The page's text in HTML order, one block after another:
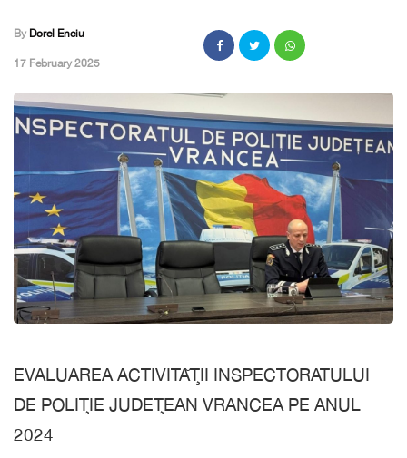
By Dorel Enciu
,17 February 2025
EVALUAREA ACTIVITĂŢII INSPECTORATULUI
DE POLIŢIE JUDEŢEAN VRANCEA PE ANUL
2024